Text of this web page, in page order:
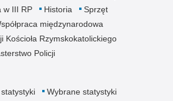
w III RP Historia
Sprzęt
międzynarodowa
Kościoła Rzymskokatolickiego
Policji
Wybrane statystyki